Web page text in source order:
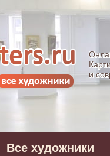
и
Все художники